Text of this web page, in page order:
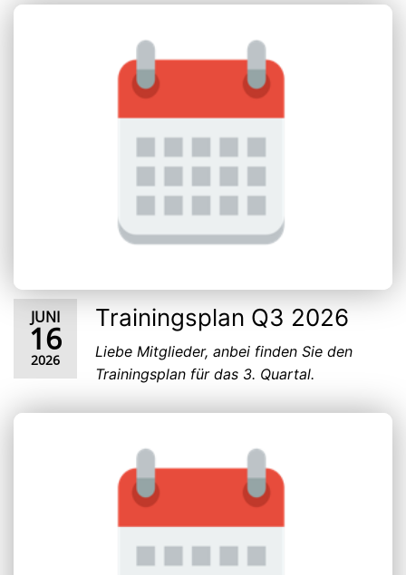
JUNI
16
2026
Trainingsplan Q3 2026
Liebe Mitglieder, anbei finden Sie den
Trainingsplan für das 3. Quartal.